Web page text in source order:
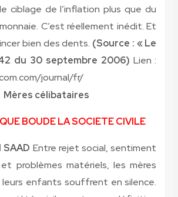
ciblage de l’inflation plus que du
C’est réellement inédit. Et
bien des dents. (Source : « Le
du 30 septembre 2006) Lien :
journal/fr/
Mères célibataires
BOUDE LA SOCIETE CIVILE
SAAD Entre rejet social, sentiment
problèmes matériels, les mères
enfants souffrent en silence.